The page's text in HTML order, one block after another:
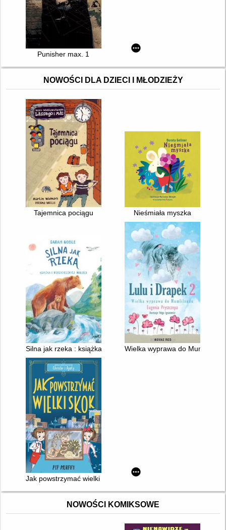
Punisher max. 1
NOWOŚCI DLA DZIECI I MŁODZIEŻY
Tajemnica pociągu Nieśmiała myszka
Silna jak rzeka : książka o rodzicielskiej miłości
Wielka wyprawa do Mumlilendu
Jak powstrzymać wielki skok
NOWOŚCI KOMIKSOWE